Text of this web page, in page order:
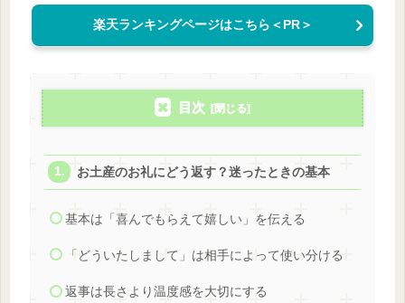
楽天ランキングページはこちら＜PR＞
目次
お土産のお礼にどう返す？迷ったときの基本
基本は「喜んでもらえて嬉しい」を伝える
「どういたしまして」は相手によって使い分ける
返事は長さより温度感を大切にする